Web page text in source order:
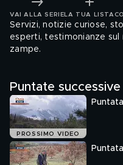
VAI ALLA SERIE LA TUA LISTA
Servizi, notizie curiose,
esperti, testimonianze
zampe.
Puntate successive
PROSSIMO VIDEO